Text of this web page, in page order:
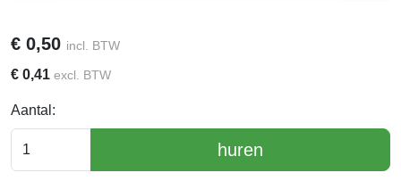
€ 0,50 incl. BTW
€ 0,41 excl. BTW
Aantal:
huren